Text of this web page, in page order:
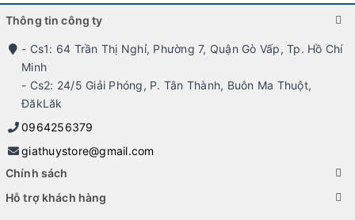
Thông tin công ty
- Cs1: 64 Trần Thị Nghỉ, Phường 7, Quận Gò Vấp, Tp. Hồ Chí
Minh
- Cs2: 24/5 Giải Phóng, P. Tân Thành, Buôn Ma Thuột,
ĐăkLăk
0964256379
giathuystore@gmail.com
Chính sách
Hỗ trợ khách hàng